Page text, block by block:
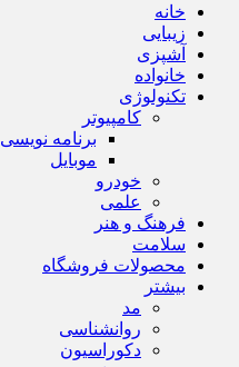
خانه
زیبایی
آشپزی
خانواده
تکنولوژی
کامپیوتر
برنامه نویسی
موبایل
خودرو
علمی
فرهنگ و هنر
سلامت
محصولات فروشگاه
بیشتر
مد
روانشناسی
دکوراسیون